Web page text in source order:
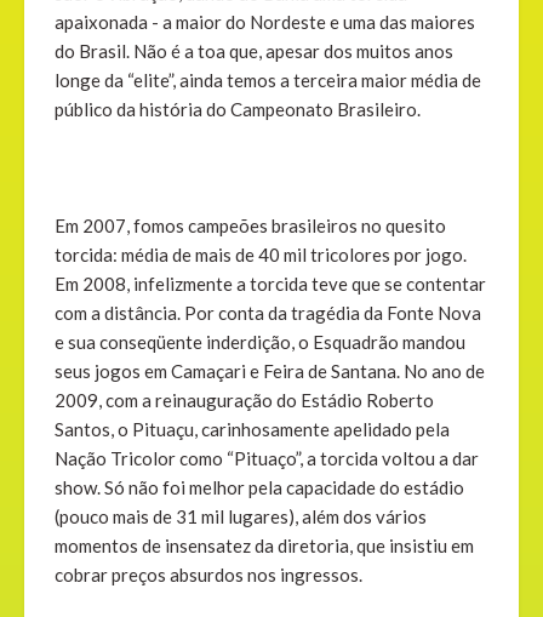
apaixonada - a maior do Nordeste e uma das maiores
do Brasil. Não é a toa que, apesar dos muitos anos
longe da “elite”, ainda temos a terceira maior média de
público da história do Campeonato Brasileiro.
Em 2007, fomos campeões brasileiros no quesito
torcida: média de mais de 40 mil tricolores por jogo.
Em 2008, infelizmente a torcida teve que se contentar
com a distância. Por conta da tragédia da Fonte Nova
e sua conseqüente inderdição, o Esquadrão mandou
seus jogos em Camaçari e Feira de Santana. No ano de
2009, com a reinauguração do Estádio Roberto
Santos, o Pituaçu, carinhosamente apelidado pela
Nação Tricolor como “Pituaço”, a torcida voltou a dar
show. Só não foi melhor pela capacidade do estádio
(pouco mais de 31 mil lugares), além dos vários
momentos de insensatez da diretoria, que insistiu em
cobrar preços absurdos nos ingressos.